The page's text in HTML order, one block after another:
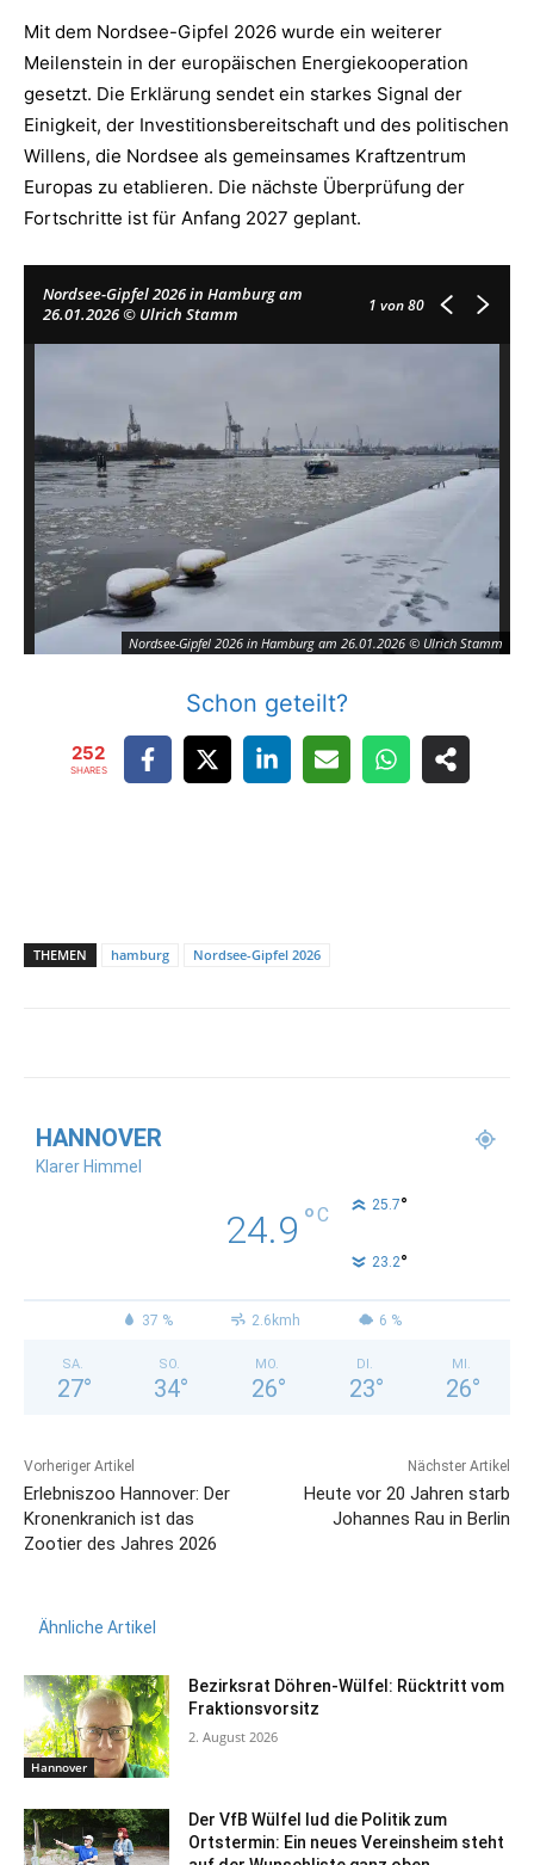
Mit dem Nordsee-Gipfel 2026 wurde ein weiterer
Meilenstein in der europäischen Energiekooperation
gesetzt. Die Erklärung sendet ein starkes Signal der
Einigkeit, der Investitionsbereitschaft und des politischen
Willens, die Nordsee als gemeinsames Kraftzentrum
Europas zu etablieren. Die nächste Überprüfung der
Fortschritte ist für Anfang 2027 geplant.
Nordsee-Gipfel 2026 in Hamburg am
26.01.2026 © Ulrich Stamm
1 von 80
Nordsee-Gipfel 2026 in Hamburg am 26.01.2026 © Ulrich Stamm
Schon geteilt?
252
SHARES
THEMEN hamburg Nordsee-Gipfel 2026
HANNOVER
Klarer Himmel
24.9 °C 25.7°
23.2°
37 % 2.6kmh 6 %
SA.
27°
SO.
34°
MO.
26°
DI.
23°
MI.
26°
Vorheriger Artikel
Erlebniszoo Hannover: Der
Kronenkranich ist das
Zootier des Jahres 2026
Nächster Artikel
Heute vor 20 Jahren starb
Johannes Rau in Berlin
Ähnliche Artikel
Hannover
Bezirksrat Döhren-Wülfel: Rücktritt vom
Fraktionsvorsitz
2. August 2026
Der VfB Wülfel lud die Politik zum
Ortstermin: Ein neues Vereinsheim steht